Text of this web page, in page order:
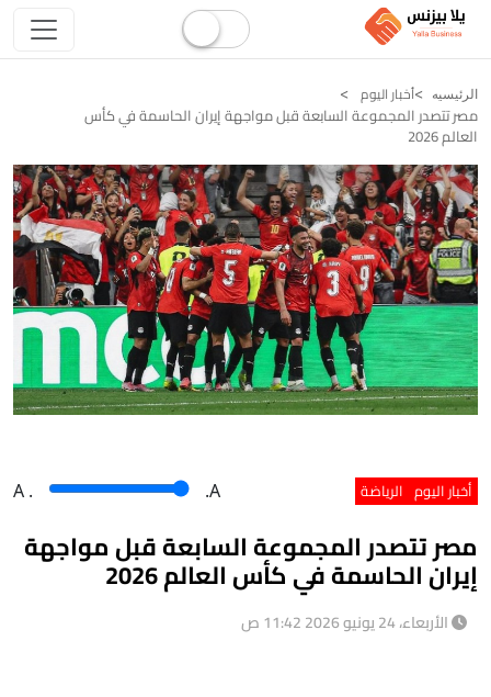
الرئيسيه أخبار اليوم
مصر تتصدر المجموعة السابعة قبل مواجهة إيران الحاسمة في كأس
العالم 2026
أخبار اليوم الرياضة A . .A
مصر تتصدر المجموعة السابعة قبل مواجهة
إيران الحاسمة في كأس العالم 2026
الأربعاء، 24 يونيو 2026 11:42 ص